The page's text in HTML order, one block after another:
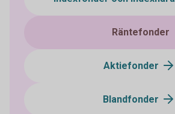
Räntefonder
Aktiefonder
Blandfonder